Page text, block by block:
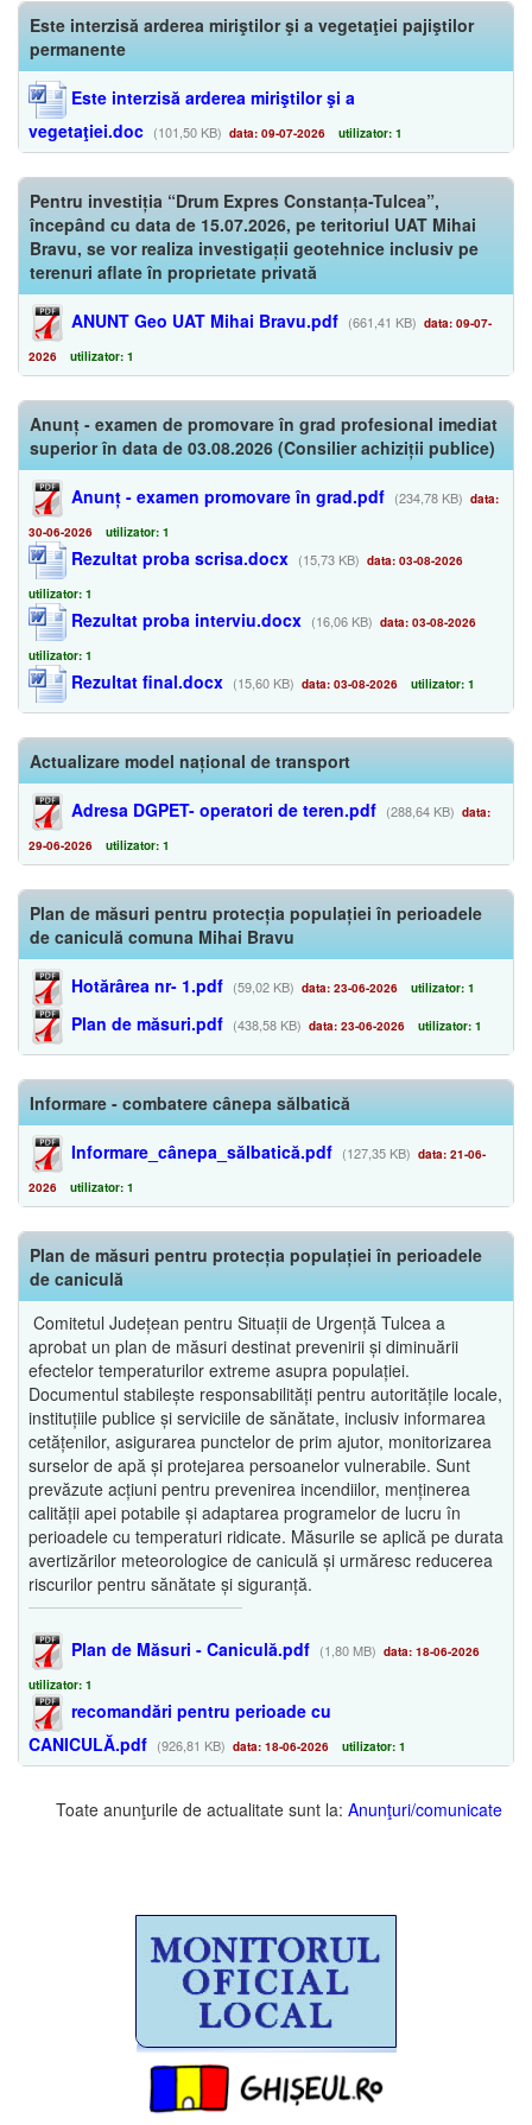
Este interzisă arderea miriştilor şi a vegetaţiei pajiştilor
permanente
Este interzisă arderea miriştilor şi a
vegetaţiei.doc (101,50 KB) data: 09-07-2026 utilizator: 1
Pentru investiția “Drum Expres Constanța-Tulcea”,
începând cu data de 15.07.2026, pe teritoriul UAT Mihai
Bravu, se vor realiza investigații geotehnice inclusiv pe
terenuri aflate în proprietate privată
ANUNT Geo UAT Mihai Bravu.pdf (661,41 KB) data: 09-07-
2026 utilizator: 1
Anunț - examen de promovare în grad profesional imediat
superior în data de 03.08.2026 (Consilier achiziții publice)
Anunț - examen promovare în grad.pdf (234,78 KB) data:
30-06-2026 utilizator: 1
Rezultat proba scrisa.docx (15,73 KB) data: 03-08-2026
utilizator: 1
Rezultat proba interviu.docx (16,06 KB) data: 03-08-2026
utilizator: 1
Rezultat final.docx (15,60 KB) data: 03-08-2026 utilizator: 1
Actualizare model național de transport
Adresa DGPET- operatori de teren.pdf (288,64 KB) data:
29-06-2026 utilizator: 1
Plan de măsuri pentru protecția populației în perioadele
de caniculă comuna Mihai Bravu
Hotărârea nr- 1.pdf (59,02 KB) data: 23-06-2026 utilizator: 1
Plan de măsuri.pdf (438,58 KB) data: 23-06-2026 utilizator: 1
Informare - combatere cânepa sălbatică
Informare_cânepa_sălbatică.pdf (127,35 KB) data: 21-06-
2026 utilizator: 1
Plan de măsuri pentru protecția populației în perioadele
de caniculă
Comitetul Județean pentru Situații de Urgență Tulcea a
aprobat un plan de măsuri destinat prevenirii și diminuării
efectelor temperaturilor extreme asupra populației.
Documentul stabilește responsabilități pentru autoritățile locale,
instituțiile publice și serviciile de sănătate, inclusiv informarea
cetățenilor, asigurarea punctelor de prim ajutor, monitorizarea
surselor de apă și protejarea persoanelor vulnerabile. Sunt
prevăzute acțiuni pentru prevenirea incendiilor, menținerea
calității apei potabile și adaptarea programelor de lucru în
perioadele cu temperaturi ridicate. Măsurile se aplică pe durata
avertizărilor meteorologice de caniculă și urmăresc reducerea
riscurilor pentru sănătate și siguranță.
Plan de Măsuri - Caniculă.pdf (1,80 MB) data: 18-06-2026
utilizator: 1
recomandări pentru perioade cu
CANICULĂ.pdf (926,81 KB) data: 18-06-2026 utilizator: 1
Toate anunţurile de actualitate sunt la: Anunţuri/comunicate